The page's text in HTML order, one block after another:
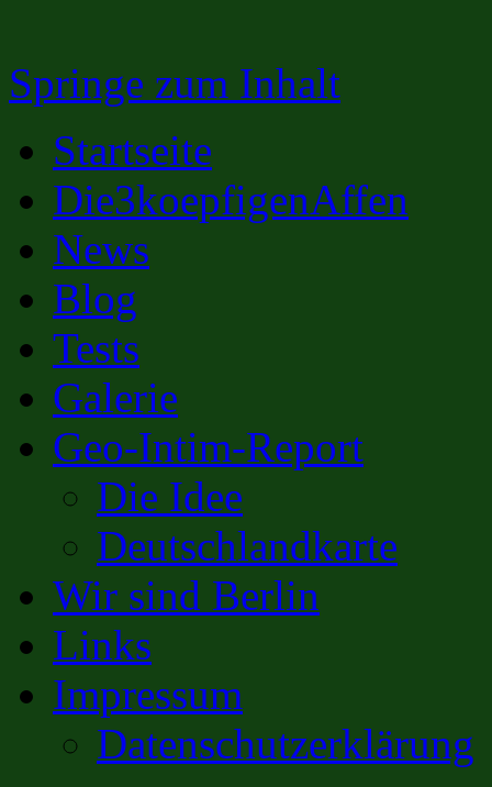
Springe zum Inhalt
Startseite
Die3koepfigenAffen
News
Blog
Tests
Galerie
Geo-Intim-Report
Die Idee
Deutschlandkarte
Wir sind Berlin
Links
Impressum
Datenschutzerklärung